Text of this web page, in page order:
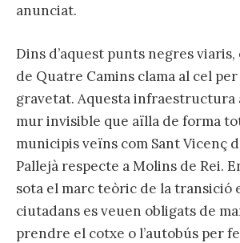
anunciat.
Dins d’aquest punts negres
de Quatre Camins clama al cel per
gravetat. Aquesta infraestructura
mur invisible que aïlla de forma
municipis veïns com Sant Vicenç
Pallejà respecte a Molins de Rei.
sota el marc teòric de la transició
ciutadans es veuen obligats de
prendre el cotxe o l’autobús per